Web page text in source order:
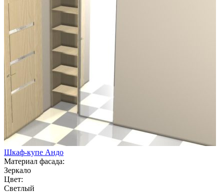
Шкаф-купе Андо
Материал фасада:
Зеркало
Цвет:
Светлый